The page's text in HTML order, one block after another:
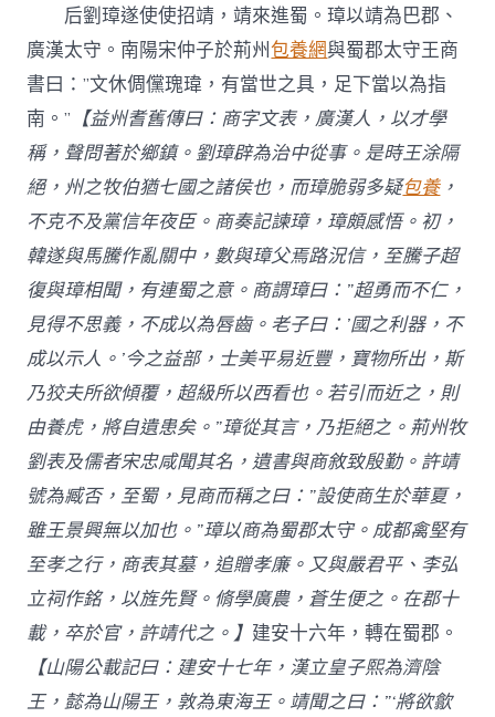
后劉璋遂使使招靖，靖來進蜀。璋以靖為巴郡、
廣漢太守。南陽宋仲子於荊州包養網與蜀郡太守王商
書曰：”文休倜儻瑰瑋，有當世之具，足下當以為指
南。” 【益州耆舊傳曰：商字文表，廣漢人，以才學
稱，聲問著於鄉鎮。劉璋辟為治中從事。是時王涂隔
絕，州之牧伯猶七國之諸侯也，而璋脆弱多疑包養，
不克不及黨信年夜臣。商奏記諫璋，璋頗感悟。初，
韓遂與馬騰作亂關中，數與璋父焉路況信，至騰子超
復與璋相聞，有連蜀之意。商謂璋曰：”超勇而不仁，
見得不思義，不成以為唇齒。老子曰：’國之利器，不
成以示人。’今之益部，士美平易近豐，寶物所出，斯
乃狡夫所欲傾覆，超級所以西看也。若引而近之，則
由養虎，將自遺患矣。”璋從其言，乃拒絕之。荊州牧
劉表及儒者宋忠咸聞其名，遺書與商敘致殷勤。許靖
號為臧否，至蜀，見商而稱之曰：”設使商生於華夏，
雖王景興無以加也。”璋以商為蜀郡太守。成都禽堅有
至孝之行，商表其墓，追贈孝廉。又與嚴君平、李弘
立祠作銘，以旌先賢。脩學廣農，蒼生便之。在郡十
載，卒於官，許靖代之。】建安十六年，轉在蜀郡。
【山陽公載記曰：建安十七年，漢立皇子熙為濟陰
王，懿為山陽王，敦為東海王。靖聞之曰：”‘將欲歙